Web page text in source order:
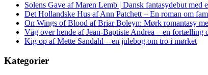
Solens Gave af Maren Lemb | Dansk fantasydebut med
Det Hollandske Hus af Ann Patchett – En roman om
On Wings of Blood af Briar Boleyn: Mørk romantasy
Våg over hende af Jean-Baptiste Andrea – en
Kig op af Mette Sandahl – en julebog om tro i mørket
Kategorier